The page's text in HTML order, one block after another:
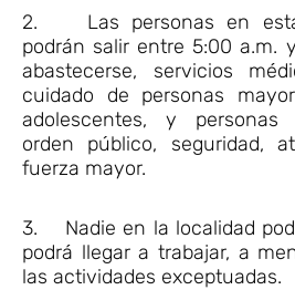
2. Las personas en
podrán salir entre 5:00 a.m.
abastecerse, servicios
cuidado de personas
adolescentes, y personas
orden público, seguridad,
fuerza mayor.
3. Nadie en la localidad
podrá llegar a trabajar, a
las actividades exceptuadas.